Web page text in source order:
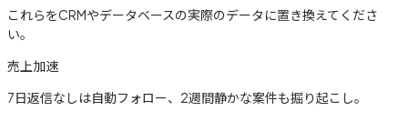
これらをCRMやデータベースの実際のデータに置き換えてくださ
い。
売上加速
7日返信なしは自動フォロー、2週間静かな案件も掘り起こし。